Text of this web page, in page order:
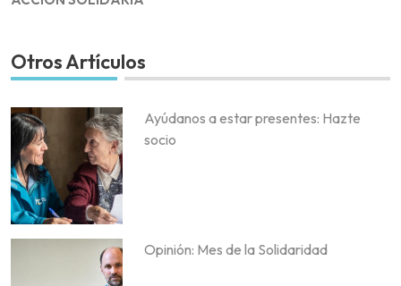
Otros Artículos
Ayúdanos a estar presentes: Hazte
socio
Opinión: Mes de la Solidaridad